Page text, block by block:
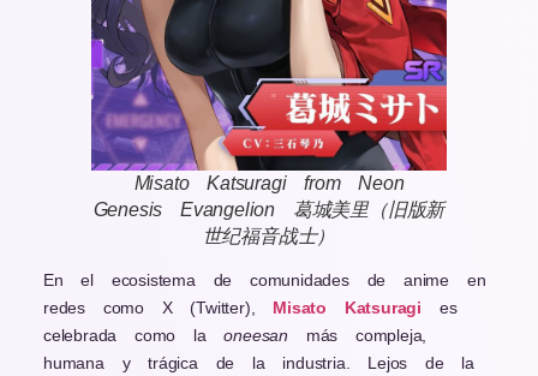
Misato Katsuragi from Neon
Genesis Evangelion 葛城美里（旧版新
世纪福音战士）
En el ecosistema de comunidades de anime en
redes como X (Twitter), Misato Katsuragi es
celebrada como laoneesan más compleja,
humana y trágica de la industria. Lejos de la